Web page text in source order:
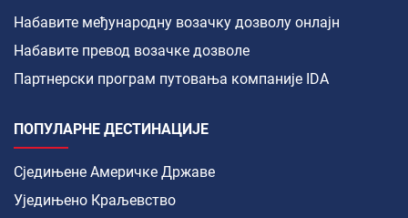
Набавите међународну возачку дозволу онлајн
Набавите превод возачке дозволе
Партнерски програм путовања компаније IDA
ПОПУЛАРНЕ ДЕСТИНАЦИЈЕ
Сједињене Америчке Државе
Уједињено Краљевство